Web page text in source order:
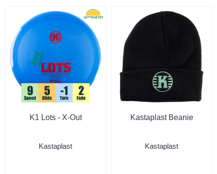
K1 Lots - X-Out
Kastaplast
Kastaplast Beanie
Kastaplast